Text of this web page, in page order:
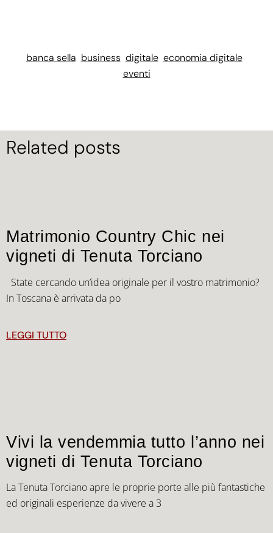
banca sella business digitale economia digitale
eventi
Related posts
Matrimonio Country Chic nei
vigneti di Tenuta Torciano
State cercando un’idea originale per il vostro matrimonio?
In Toscana è arrivata da po
LEGGI TUTTO
Vivi la vendemmia tutto l’anno nei
vigneti di Tenuta Torciano
La Tenuta Torciano apre le proprie porte alle più fantastiche
ed originali esperienze da vivere a 3